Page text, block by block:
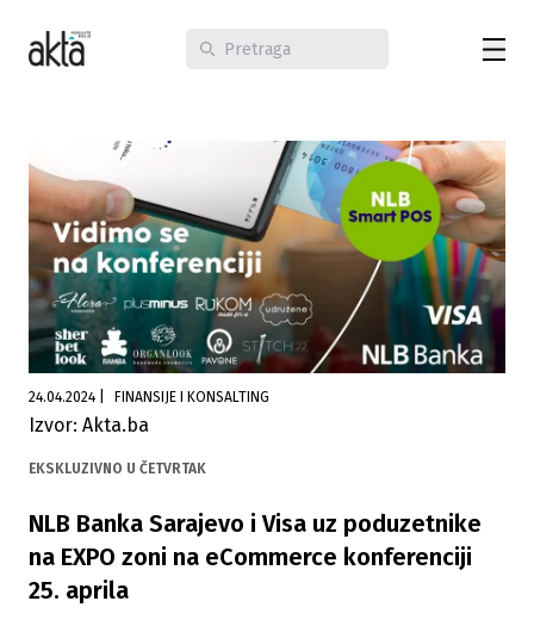
24.04.2024 FINANSIJE I KONSALTING
Izvor: Akta.ba
EKSKLUZIVNO U ČETVRTAK
NLB Banka Sarajevo i Visa uz poduzetnike
na EXPO zoni na eCommerce konferenciji
25. aprila